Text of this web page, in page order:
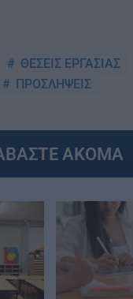
ΘΕΣΕΙΣ ΕΡΓΑΣΙΑΣ
ΠΡΟΣΛΗΨΕΙΣ
ΑΚΟΜΑ